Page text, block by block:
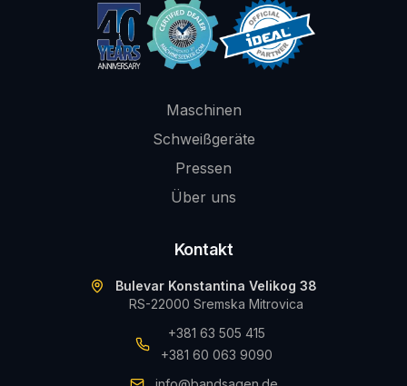
Maschinen
Schweißgeräte
Pressen
Über uns
Kontakt
Bulevar Konstantina Velikog 38
RS-22000 Sremska Mitrovica
+381 63 505 415
+381 60 063 9090